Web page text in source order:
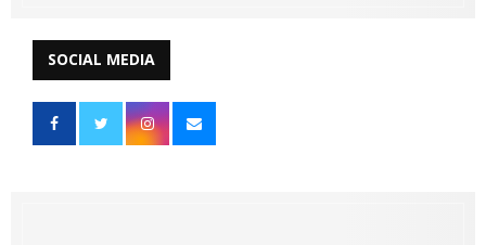
SOCIAL MEDIA